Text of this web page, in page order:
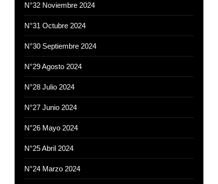
N°32 Noviembre 2024
N°31 Octubre 2024
N°30 Septiembre 2024
N°29 Agosto 2024
N°28 Julio 2024
N°27 Junio 2024
N°26 Mayo 2024
N°25 Abril 2024
N°24 Marzo 2024